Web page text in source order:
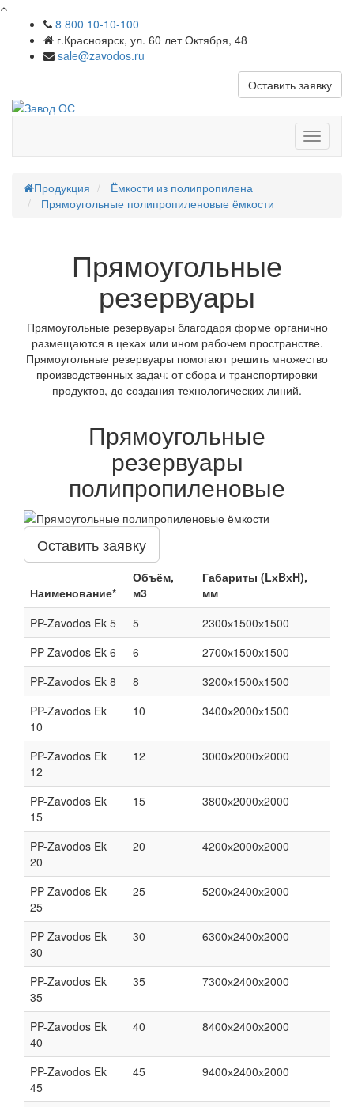
8 800 10-10-100
г.Красноярск, ул. 60 лет Октября, 48
sale@zavodos.ru
Оставить заявку
меню
Продукция
Ёмкости из полипропилена
Прямоугольные полипропиленовые ёмкости
Прямоугольные
резервуары
Прямоугольные резервуары благодаря форме органично
размещаются в цехах или ином рабочем пространстве.
Прямоугольные резервуары помогают решить множество
производственных задач: от сбора и транспортировки
продуктов, до создания технологических линий.
Прямоугольные
резервуары
полипропиленовые
Оставить заявку
Наименование*
Объём,
м3
Габариты (LхBхH),
мм
PP-Zavodos Ek 5
5
2300х1500х1500
PP-Zavodos Ek 6
6
2700х1500х1500
PP-Zavodos Ek 8
8
3200х1500х1500
PP-Zavodos Ek
10
10 3400х2000х1500
PP-Zavodos Ek
12
12 3000х2000х2000
PP-Zavodos Ek
15
15 3800х2000х2000
PP-Zavodos Ek
20
20 4200х2000х2000
PP-Zavodos Ek
25
25 5200х2400х2000
PP-Zavodos Ek
30
30 6300х2400х2000
PP-Zavodos Ek
35
35 7300х2400х2000
PP-Zavodos Ek
40
40 8400х2400х2000
PP-Zavodos Ek
45
45 9400х2400х2000